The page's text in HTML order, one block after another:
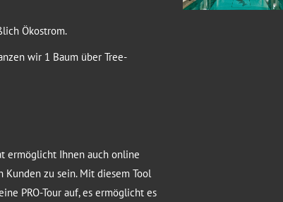
Ökostrom.
wir 1 Baum über Tree-
ermöglicht Ihnen auch online
zu sein. Mit diesem Tool
PRO-Tour auf, es ermöglicht es